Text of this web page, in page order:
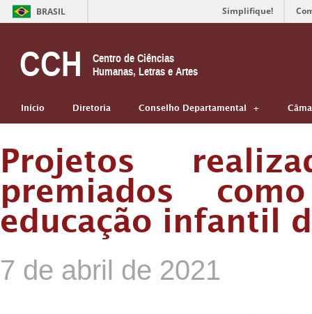
BRASIL Simplifique!
CCH
Centro de Ciências
Humanas, Letras e Artes
Início Diretoria Conselho Departamental
Projetos
premiados
educação infantil
7 de abril de 2021